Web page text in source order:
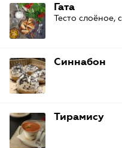
Гата
Тесто слоёное,
Синнабон
Тирамису